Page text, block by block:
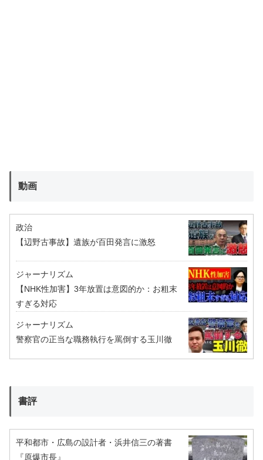
動画
政治
【辺野古事故】遺族が百田発言に激怒
ジャーナリズム
【NHK性加害】3年放置は意図的か：お粗末
すぎる対応
ジャーナリズム
警察官の正当な職務執行を罵倒する玉川徹
書評
平和都市・広島の設計者・浜井信三の著書
『原爆市長』